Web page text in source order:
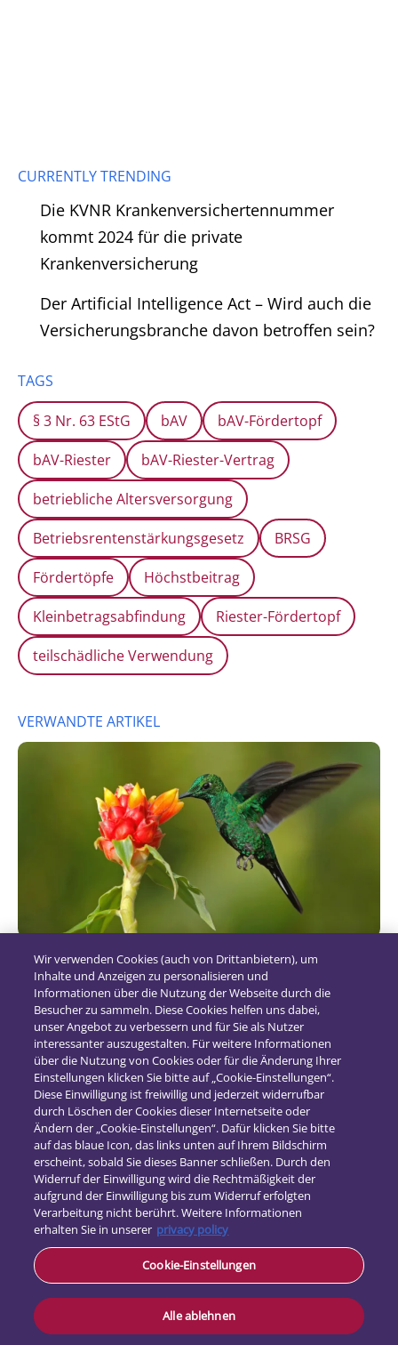
CURRENTLY TRENDING
Die KVNR Krankenversichertennummer
kommt 2024 für die private
Krankenversicherung
Der Artificial Intelligence Act – Wird auch die
Versicherungsbranche davon betroffen sein?
TAGS
§ 3 Nr. 63 EStG bAV
bAV-Fördertopf
bAV-Riester
bAV-Riester-Vertrag
betriebliche Altersversorgung
Betriebsrentenstärkungsgesetz
BRSG
Fördertöpfe
Höchstbeitrag
Kleinbetragsabfindung
Riester-Fördertopf
teilschädliche Verwendung
VERWANDTE ARTIKEL
Neue Betriebsrente
bAV-Riester – die große neue Freiheit!?
26. Juli 2017
Kontakt
Datenschutz
Impressum
Wir verwenden Cookies (auch von Drittanbietern), um
Inhalte und Anzeigen zu personalisieren und
Informationen über die Nutzung der Webseite durch die
Besucher zu sammeln. Diese Cookies helfen uns dabei,
unser Angebot zu verbessern und für Sie als Nutzer
interessanter auszugestalten. Für weitere Informationen
über die Nutzung von Cookies oder für die Änderung Ihrer
Einstellungen klicken Sie bitte auf „Cookie-Einstellungen“.
Diese Einwilligung ist freiwillig und jederzeit widerrufbar
durch Löschen der Cookies dieser Internetseite oder
Ändern der „Cookie-Einstellungen“. Dafür klicken Sie bitte
auf das blaue Icon, das links unten auf Ihrem Bildschirm
erscheint, sobald Sie dieses Banner schließen. Durch den
Widerruf der Einwilligung wird die Rechtmäßigkeit der
aufgrund der Einwilligung bis zum Widerruf erfolgten
Verarbeitung nicht berührt. Weitere Informationen
erhalten Sie in unserer privacy policy
Cookie-Einstellungen
Alle ablehnen